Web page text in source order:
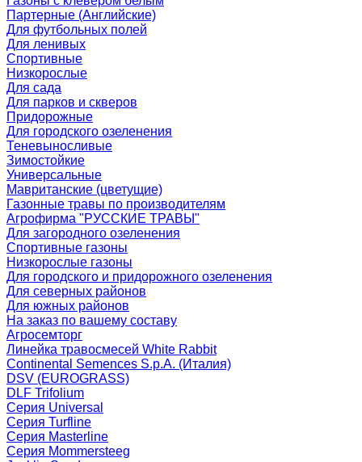
Партерные (Английские)
Для футбольных полей
Для ленивых
Спортивные
Низкорослые
Для сада
Для парков и скверов
Придорожные
Для городского озеленения
Теневыносливые
Зимостойкие
Универсальные
Мавританские (цветущие)
Газонные травы по производителям
Агрофирма "РУССКИЕ ТРАВЫ"
Для загородного озеленения
Спортивные газоны
Низкорослые газоны
Для городского и придорожного озеленения
Для северных районов
Для южных районов
На заказ по вашему составу
Агросемторг
Линейка травосмесей White Rabbit
Continental Semences S.p.A. (Италия)
DSV (EUROGRASS)
DLF Trifolium
Серия Universal
Серия Turfline
Серия Masterline
Серия Mommersteeg